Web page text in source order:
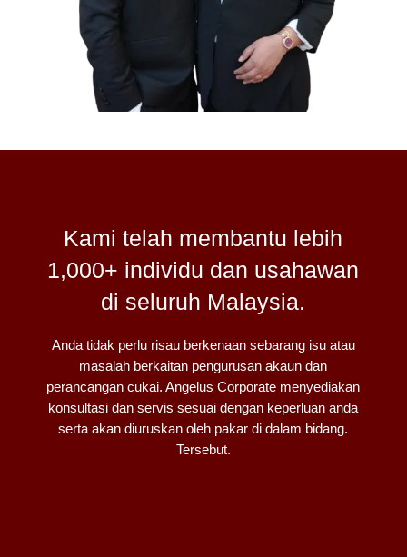
Kami telah membantu lebih
1,000+ individu dan usahawan
di seluruh Malaysia.
Anda tidak perlu risau berkenaan sebarang isu atau
masalah berkaitan pengurusan akaun dan
perancangan cukai. Angelus Corporate menyediakan
konsultasi dan servis sesuai dengan keperluan anda
serta akan diuruskan oleh pakar di dalam bidang.
Tersebut.